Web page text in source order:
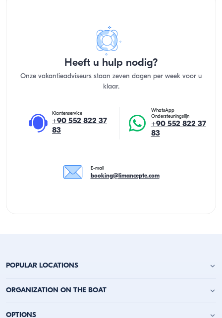
Heeft u hulp nodig?
Onze vakantieadviseurs staan zeven dagen per week voor u
klaar.
Klantenservice
+90 552 822 37
83
WhatsApp
Ondersteuningslijn
+90 552 822 37
83
E-mail
booking@limancepte.com
POPULAR LOCATIONS
Jachtverhuur Antalya
ORGANIZATION ON THE BOAT
Verjaardagsfeest op het jacht
OPTIONS